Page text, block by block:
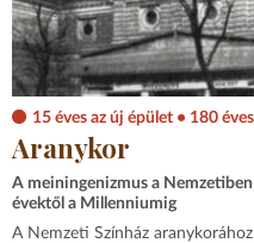
15 éves az új épület • 180
Aranykor
A meiningenizmus a
évektől a Millenniumig
A Nemzeti Színház